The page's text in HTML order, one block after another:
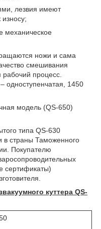
лезвия имеют
износу;
механическое
ножи и сама
смешивания
рабочий процесс.
одноступенчатая, 1450
модель (QS-650)
типа QS-630
в страны Таможенного
Покупателю
сертификаты)
куттера QS-